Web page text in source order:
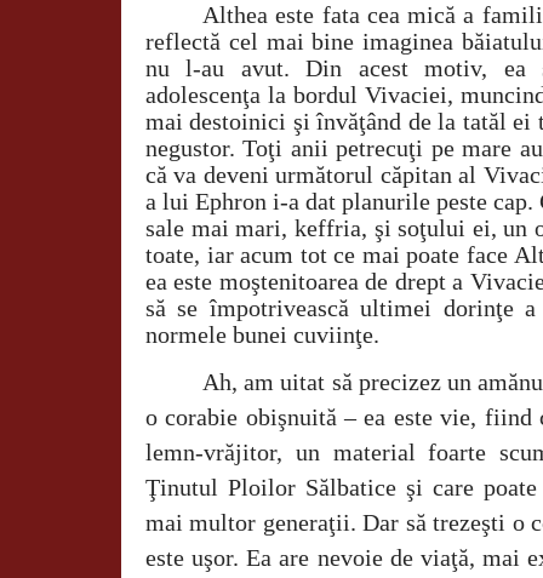
Althea este fata cea mică a
reflectă cel mai bine imaginea
nu l-au avut. Din acest motiv, ea
adolescenţa la bordul Vivaciei,
mai destoinici şi învăţând de la tatăl ei
negustor. Toţi anii petrecuţi pe mare
că va deveni următorul căpitan al
a lui Ephron i-a dat planurile peste
sale mai mari, keffria, şi soţului ei, un
toate, iar acum tot ce mai poate face
ea este moştenitoarea de drept a
să se împotrivească ultimei dorinţe
normele bunei cuviinţe.
Ah, am uitat să precizez un
o corabie obişnuită – ea este vie,
lemn-vrăjitor, un material foarte
Ţinutul Ploilor Sălbatice şi care
mai multor generaţii. Dar să trezeşti o
este uşor. Ea are nevoie de viaţă, mai